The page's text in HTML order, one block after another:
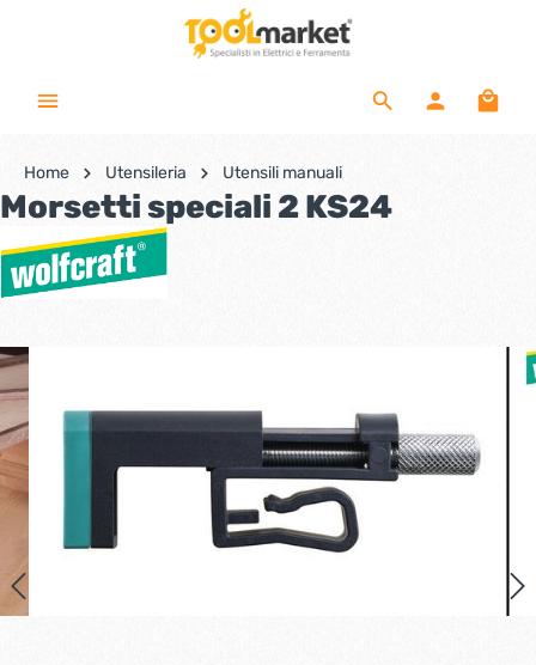
Home Utensileria Utensili manuali
Morsetti speciali 2 KS24